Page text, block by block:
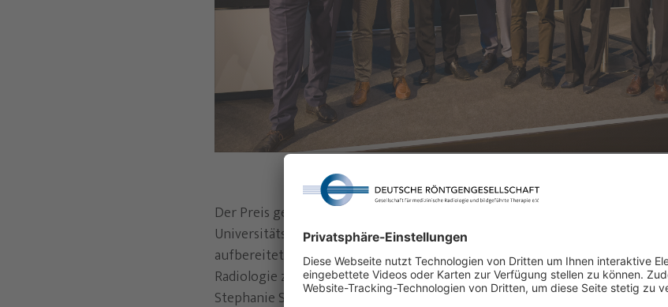
Der Preis geht einmal an die Arbeitsgruppe "Blended Learning
Universitätsklinikums Würzburg, die eine digitale Fallsammlung mit dem
aufbereitet hat, die mittlerweile von der Landesärztekammer Bayern für
Radiologie zur Erreichung der Gesamtrichtzahl angerechnet werden kann.
Stephanie Sauer, Dr. Sara Christner und Dr. Philipp Gruschwitz.